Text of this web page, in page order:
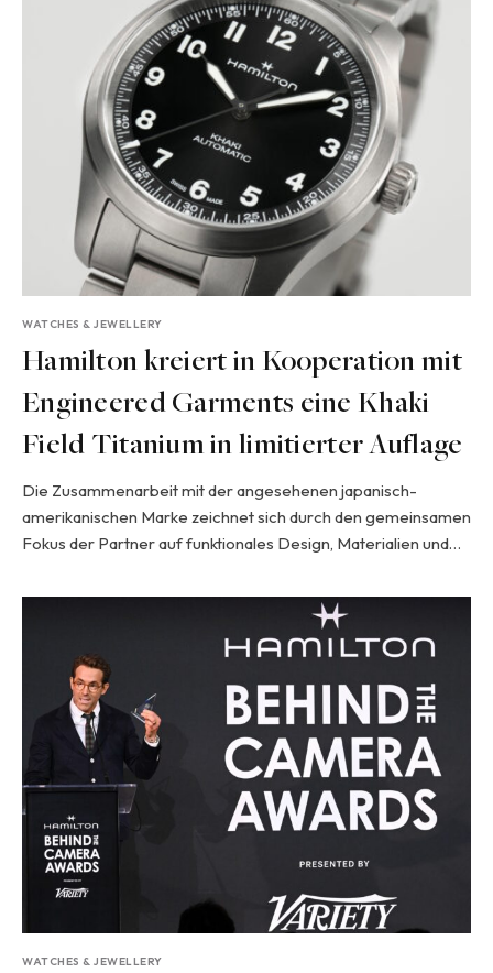
WATCHES & JEWELLERY
Hamilton kreiert in Kooperation mit
Engineered Garments eine Khaki
Field Titanium in limitierter Auflage
Die Zusammenarbeit mit der angesehenen japanisch-
amerikanischen Marke zeichnet sich durch den gemeinsamen
Fokus der Partner auf funktionales Design, Materialien und…
WATCHES & JEWELLERY